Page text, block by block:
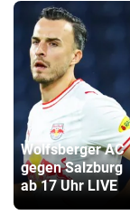
Wolfsberger AC
gegen Salzburg
ab 17 Uhr LIVE